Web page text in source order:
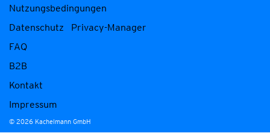
Nutzungsbedingungen
Datenschutz
Privacy-Manager
FAQ
B2B
Kontakt
Impressum
© 2026 Kachelmann GmbH